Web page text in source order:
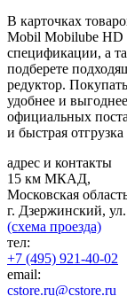
В карточках
Mobil Mobilube HD
спецификации, а
подберете
редуктор.
удобнее и
официальных
и быстрая отгрузка
адрес и контакты
15 км МКАД,
Московская
г. Дзержинский,
(схема проезда)
тел:
+7 (495) 921-40-02
email:
cstore.ru@cstore.ru